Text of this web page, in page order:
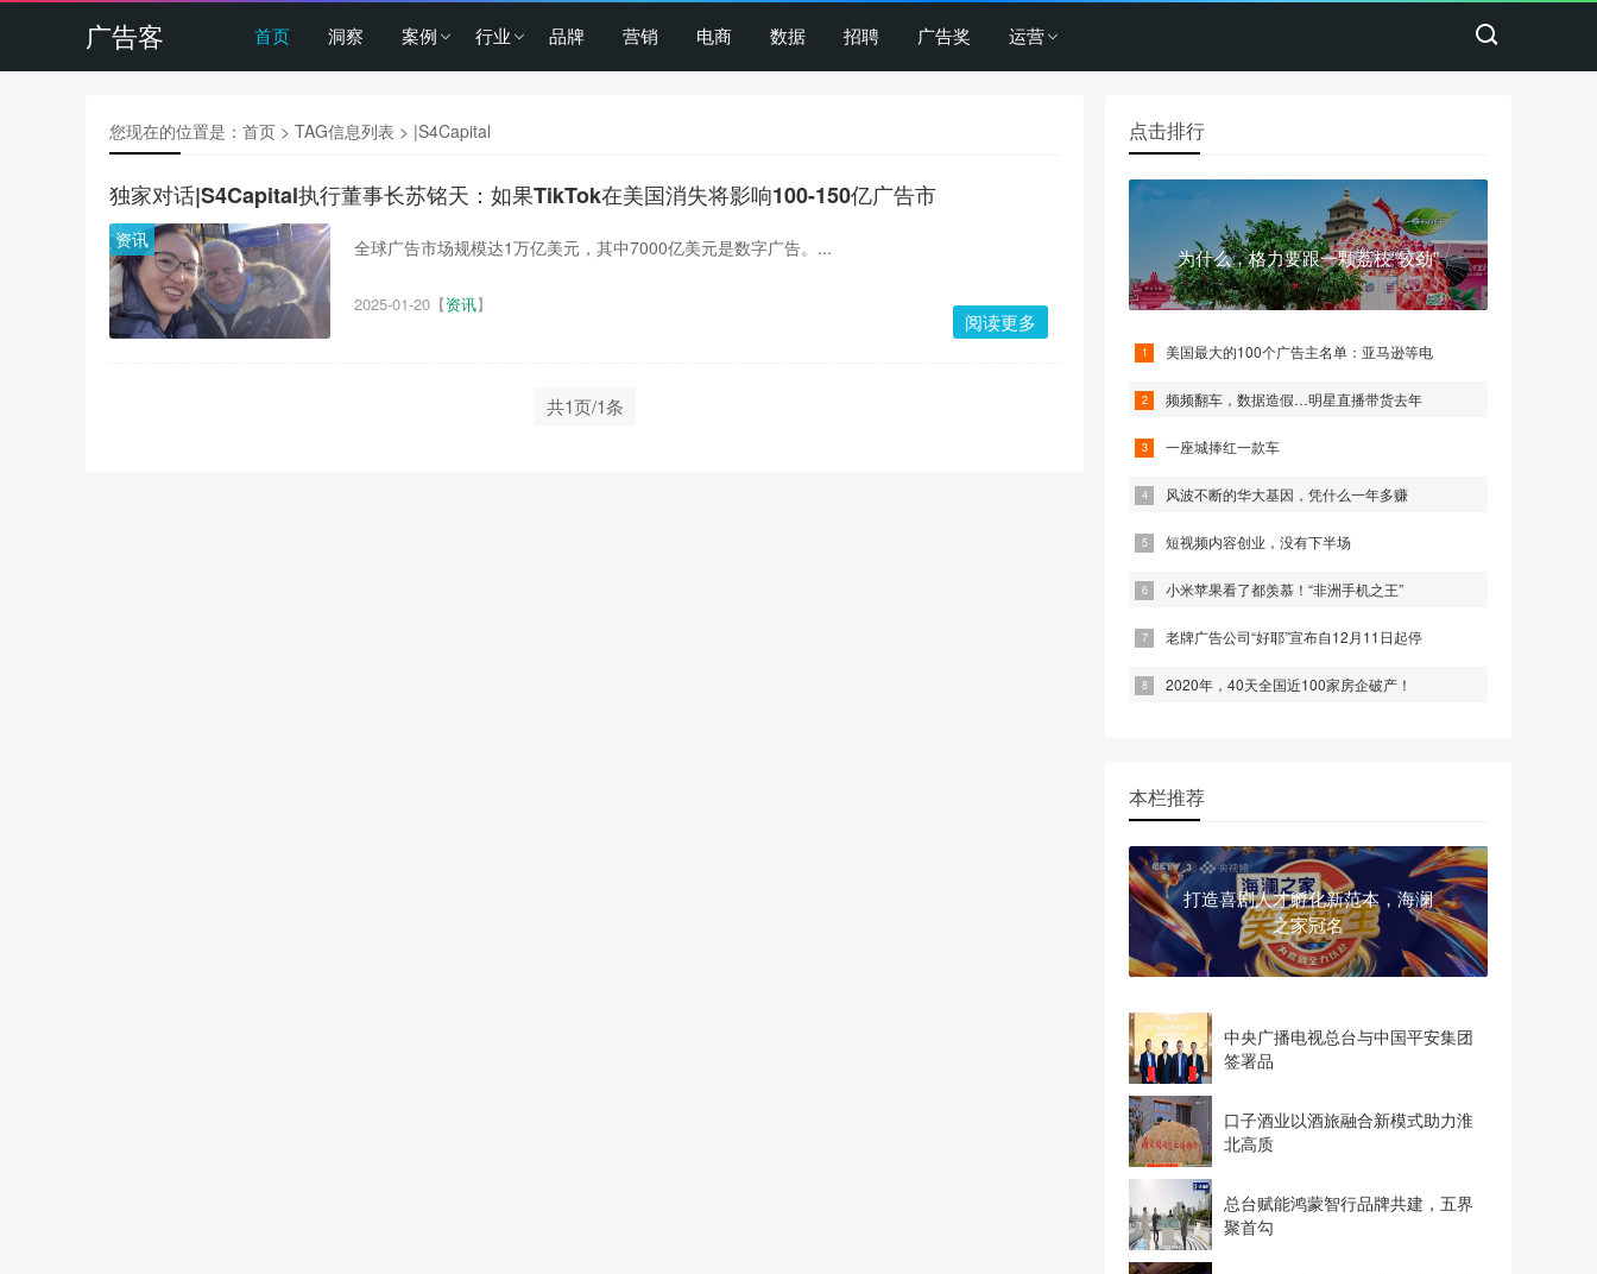
广告客 首页 洞察 案例 行业 品牌 营销 电商 数据 招聘 广告奖 运营
您现在的位置是： 首页 > TAG信息列表 > |S4Capital
独家对话|S4Capital执行董事长苏铭天：如果TikTok在美国消失将影响100-150亿广告市
资讯 全球广告市场规模达1万亿美元，其中7000亿美元是数字广告。...
2025-01-20【资讯】
阅读更多
共1页/1条
点击排行
为什么，格力要跟一颗荔枝“较劲”
美国最大的100个广告主名单：亚马逊等电
频频翻车，数据造假…明星直播带货去年
一座城捧红一款车
风波不断的华大基因，凭什么一年多赚
短视频内容创业，没有下半场
小米苹果看了都羡慕！“非洲手机之王”
老牌广告公司“好耶”宣布自12月11日起停
2020年，40天全国近100家房企破产！
本栏推荐
打造喜剧人才孵化新范本，海澜
之家冠名
中央广播电视总台与中国平安集团
签署品
口子酒业以酒旅融合新模式助力淮
北高质
总台赋能鸿蒙智行品牌共建，五界
聚首勾